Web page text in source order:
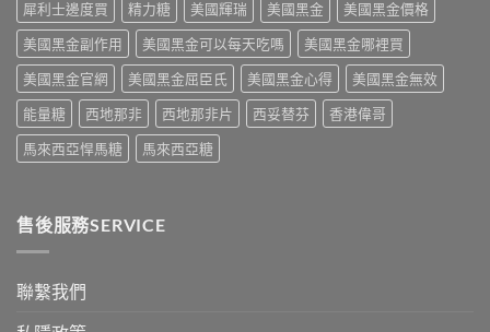
中
一
次
看〉
中
到
死
線
的
完
拆
解〉
中
突
破
性
藥
物〉
中
犀利士邊度買
精力糖 美國輝瑞 美國黑金
美國黑金價格
美國黑金副作用
美國黑金可以每天吃嗎
美國黑金哪裡買
美國黑金官網
美國黑金屈臣氏 美國黑金心得
美國黑金無效
能量糖
西地那非 西地那非片 西妥替芬
香港偉哥
馬來西亞悍馬糖
馬來西亞糖
售後服務SERVICE
聯繫我們